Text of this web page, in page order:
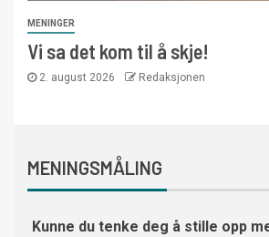
MENINGER
Vi sa det kom til å skje!
2. august 2026 Redaksjonen
MENINGSMÅLING
Kunne du tenke deg å stille opp